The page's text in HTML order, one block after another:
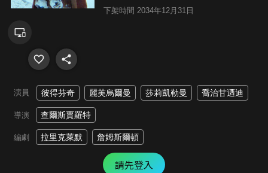
下架時間 2034年12月31日
演員 彼得芬奇 麗芙烏爾曼 莎莉凱勒曼 喬治甘迺迪
導演 查爾斯賈羅特
編劇 拉里克萊默 詹姆斯爾頓
請先登入